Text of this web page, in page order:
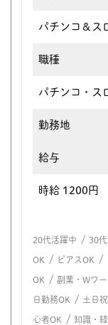
パチンコ＆
職種
パチンコ・ス
勤務地
給与
時給 1200円
20代活躍中 / 30
OK / ピアスOK /
OK / 副業・Wワ
日勤務OK / 土日
心者OK / 知識・